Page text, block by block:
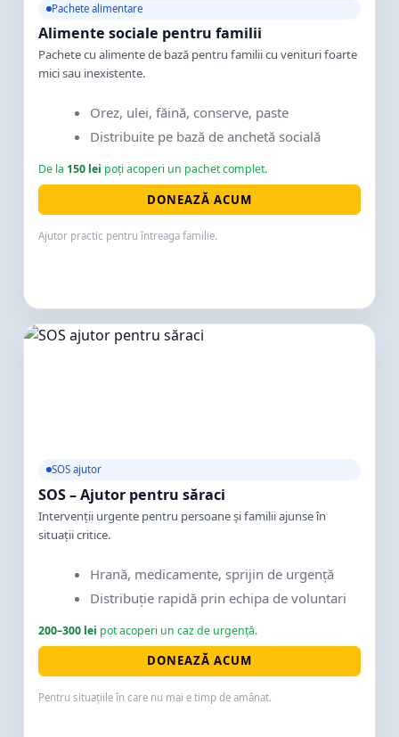
Pachete alimentare
Alimente sociale pentru familii
Pachete cu alimente de bază pentru familii cu venituri foarte
mici sau inexistente.
Orez, ulei, făină, conserve, paste
Distribuite pe bază de anchetă socială
De la 150 lei poți acoperi un pachet complet.
DONEAZĂ ACUM
Ajutor practic pentru întreaga familie.
SOS ajutor
SOS – Ajutor pentru săraci
Intervenții urgente pentru persoane și familii ajunse în
situații critice.
Hrană, medicamente, sprijin de urgență
Distribuție rapidă prin echipa de voluntari
200–300 lei pot acoperi un caz de urgență.
DONEAZĂ ACUM
Pentru situațiile în care nu mai e timp de amânat.